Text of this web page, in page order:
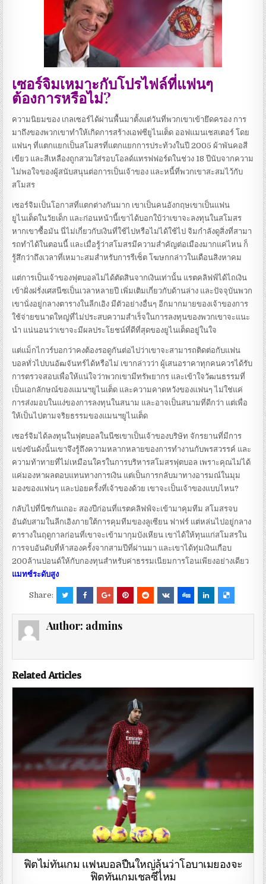
เซอร์จิมเหมาะกับโปรไฟล์ที่แฟนๆ
ต้องการหรือไม่?
ความนิยมของ เกลเซอร์ได้ผ่านพื้นมาตั้งแต่วันที่พวกเขาเข้ายึดครอง การ
มาถึงของพวกเขาทําให้เกิดการสร้างเอฟซียูไนเต็ด ออฟแมนเชสเตอร์ โดย
แฟนๆ ที่แตกแยกเป็นสโมสรที่แตกแยกการประท้วงในปี 2005 ผ้าพันคอสี
เขียว และสีเหลืองถูกสวมใส่รอบโอลด์แทรฟฟอร์ดในช่วง 18 ปีนับจากความ
ไม่พอใจของผู้สนับสนุนต่อการเป็นเจ้าของ และหนี้ที่พวกเขาสะสมไว้กับ
สโมสร
เซอร์จิมเป็นโอกาสที่แตกต่างกันมาก เขาเป็นคนอังกฤษเขาเป็นแฟน
ยูไนเต็ดในวัยเด็ก และก่อนหน้านี้เขาได้บอกใบ้ว่าเขาจะลงทุนในสโมสร
หากเขาซื้อมันนี่ไม่เกี่ยวกับเงินที่ใช้ไปหรือไม่ได้ใช้ไป จิมกําลังดูสิ่งที่สามา
รถทําได้ในตอนนี้ และเมื่อรู้ว่าสโมสรมีความสําคัญต่อเมืองมากแค่ไหน ก็
รู้สึกว่าถึงเวลาที่เหมาะสมสําหรับการรีเซ็ต โฆษกกล่าวในเดือนสิงหาคม
แต่การเป็นเจ้าของฟุตบอลไม่ได้ตัดสินจากเงินเท่านั้น แรตคลิฟฟ์ได้ไถเงิน
เข้าฝั่งฝรั่งเศสนีซเป็นเวลาหลายปี เพิ่มเติมเกี่ยวกับด้านล่าง และปัจจุบันพวก
เขานั่งอยู่กลางตารางในลีกเอิงมีตัวอย่างอื่นๆ อีกมากมายของเจ้าของการ
ใช้จ่ายขนาดใหญ่ที่ไม่ประสบความสําเร็จในการลงทุนของพวกเขาจะแนะ
นํา แน่นอนว่าเขาจะมีผลประโยชน์ที่ดีที่สุดของยูไนเต็ดอยู่ในใจ
แต่แม็กไกวร์บอกว่าคงต้องรอดูกันต่อไปว่าเขาจะสามารถติดต่อกับแฟน
บอลทั่วไปบนอัฒจันทร์ได้หรือไม่ เขากล่าวว่า ผู้เสนอราคาทุกคนควรได้รับ
การตรวจสอบเพื่อให้แน่ใจว่าพวกเขามีทรัพยากร และเข้าใจวัฒนธรรมที่
เป็นเอกลักษณ์ของแมนฯยูไนเต็ด และความคาดหวังของแฟนๆ ไม่ใช่แค่
การส่งมอบในแง่ของการลงทุนในสนาม และอาจเป็นสนามที่ดีกว่า แต่เพื่อ
ให้เป็นไปตามจริยธรรมของแมนฯยูไนเต็ด
เซอร์จิมได้ลงทุนในฟุตบอลในนีซเขาเป็นเจ้าของบริษัท จักรยานที่มีการ
แข่งขันดังนั้นเขาจึงรู้ถึงความหลากหลายของการทํางานกับพรสวรรค์ และ
ความท้าทายที่ไม่เหมือนใครในการบริหารสโมสรฟุตบอล เพราะคุณไม่ได้
แค่มองหาผลตอบแทนทางการเงิน แต่เป็นการกลับมาทางอารมณ์ในมุม
มองของแฟนๆ และบ่อยครั้งที่เจ้าของด้วย เขาจะเป็นเจ้าของแบบไหน?
กลับไปที่นีซกันเถอะ สองปีก่อนที่แรตคลิฟฟ์จะเข้ามาคุมทีม สโมสรจบ
อันดับสามในลีกเอิงภายใต้การคุมทีมของลูเซียน ฟาฟร์ แต่หล่นไปอยู่กลาง
ตารางในฤดูกาลก่อนที่เขาจะเข้ามากุมบังเหียน เขาได้ให้ทุนแก่สโมสรใน
การจบอันดับที่ห้าสองครั้งจากสามปีที่ผ่านมา และเขาได้ทุ่มเงินเกือบ
200ล้านปอนด์ให้กับกองทุนสําหรับค่าธรรมเนียมการโอนเพียงอย่างเดียว
แมทซ์ระดับสูง
Share:
Author: admins
Related Articles
ฟิตไม่ทันเกม แฟนบอลปืนใหญ่ลุ้นว่าโอบาเมยองจะ
ฟิตทันเกมเชลซีไหม